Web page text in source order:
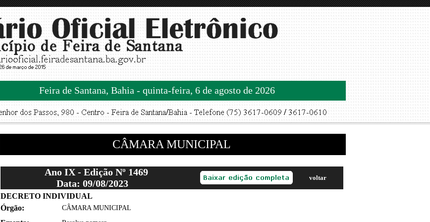
Feira de Santana, Bahia - quinta-feira, 6 de agosto de 2026
CÂMARA MUNICIPAL
Ano IX - Edição Nº 1469
Data: 09/08/2023
voltar
DECRETO INDIVIDUAL
Órgão:
CÂMARA MUNICIPAL